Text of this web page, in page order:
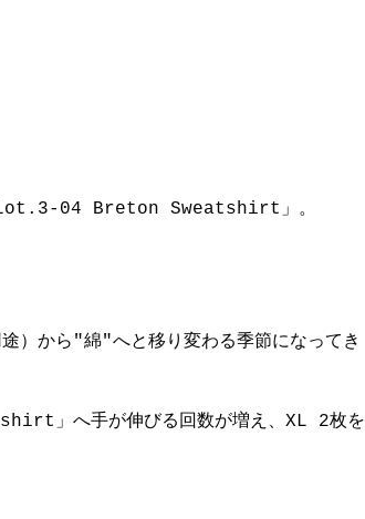
「Lot.3-04 Breton Sweatshirt」。
）から"綿"へと移り変わる季節になってき
」へ手が伸びる回数が増え、XL 2枚を